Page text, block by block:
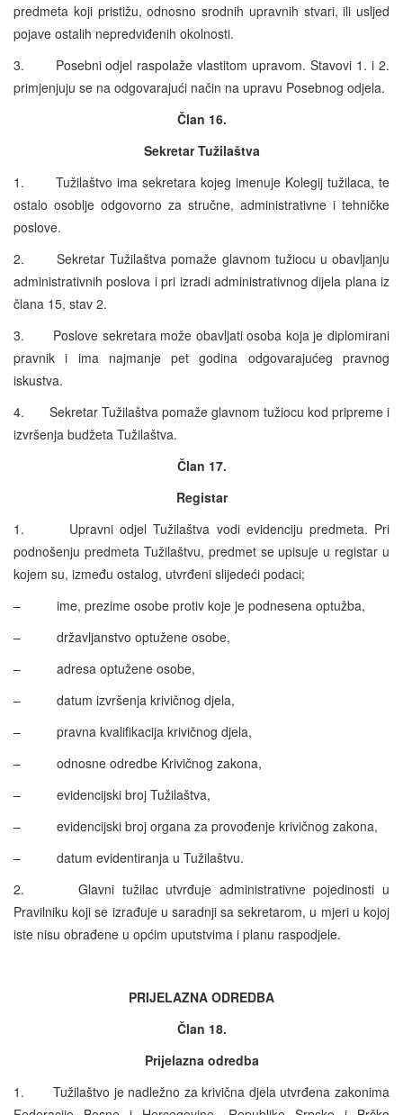
predmeta koji pristižu, odnosno srodnih upravnih stvari, ili usljed
pojave ostalih nepredviđenih okolnosti.
3. Posebni odjel raspolaže vlastitom upravom. Stavovi 1. i 2.
primjenjuju se na odgovarajući način na upravu Posebnog odjela.
Član 16.
Sekretar Tužilaštva
1. Tužilaštvo ima sekretara kojeg imenuje Kolegij tužilaca, te
ostalo osoblje odgovorno za stručne, administrativne i tehničke
poslove.
2. Sekretar Tužilaštva pomaže glavnom tužiocu u obavljanju
administrativnih poslova i pri izradi administrativnog dijela plana iz
člana 15, stav 2.
3. Poslove sekretara može obavljati osoba koja je diplomirani
pravnik i ima najmanje pet godina odgovarajućeg pravnog
iskustva.
4. Sekretar Tužilaštva pomaže glavnom tužiocu kod pripreme i
izvršenja budžeta Tužilaštva.
Član 17.
Registar
1. Upravni odjel Tužilaštva vodi evidenciju predmeta. Pri
podnošenju predmeta Tužilaštvu, predmet se upisuje u registar u
kojem su, između ostalog, utvrđeni slijedeći podaci;
– ime, prezime osobe protiv koje je podnesena optužba,
– državljanstvo optužene osobe,
– adresa optužene osobe,
– datum izvršenja krivičnog djela,
– pravna kvalifikacija krivičnog djela,
– odnosne odredbe Krivičnog zakona,
– evidencijski broj Tužilaštva,
– evidencijski broj organa za provođenje krivičnog zakona,
– datum evidentiranja u Tužilaštvu.
2. Glavni tužilac utvrđuje administrativne pojedinosti u
Pravilniku koji se izrađuje u saradnji sa sekretarom, u mjeri u kojoj
iste nisu obrađene u općim uputstvima i planu raspodjele.
PRIJELAZNA ODREDBA
Član 18.
Prijelazna odredba
1. Tužilaštvo je nadležno za krivična djela utvrđena zakonima